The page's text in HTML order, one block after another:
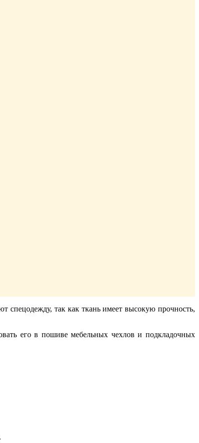
спецодежду, так как ткань имеет высокую прочность,
его в пошиве мебельных чехлов и подкладочных